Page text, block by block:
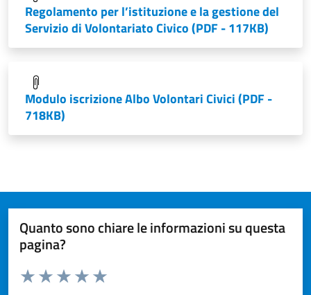
Regolamento per l’istituzione e la gestione del
Servizio di Volontariato Civico(PDF - 117KB)
Modulo iscrizione Albo Volontari Civici(PDF -
718KB)
Quanto sono chiare le informazioni su questa
pagina?
Valuta da 1 a 5 stelle la pagina